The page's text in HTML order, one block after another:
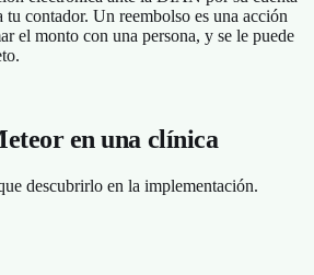
tu contador. Un reembolso es una acción
el monto con una persona, y se le puede
en una clínica
descubrirlo en la implementación.